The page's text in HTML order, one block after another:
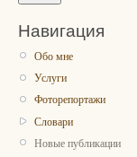
Навигация
Обо мне
Услуги
Фоторепортажи
Словари
Новые публикации